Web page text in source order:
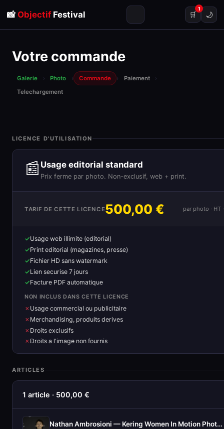
📸 ObjectifFestival 🛒
1
🌙
Votre commande
Galerie › Photo › Commande › Paiement
›
Telechargement
LICENCE D'UTILISATION
📰 Usage editorial standard
Prix ferme par photo. Non-exclusif, web + print.
TARIF DE CETTE LICENCE500,00 € par photo · HT
Usage web illimite (editorial)
Print editorial (magazines, presse)
Fichier HD sans watermark
Lien securise 7 jours
Facture PDF automatique
NON INCLUS DANS CETTE LICENCE
Usage commercial ou publicitaire
Merchandising, produits derives
Droits exclusifs
Droits a l'image non fournis
ARTICLES
1 article · 500,00 €
Nathan Ambrosioni — Kering Women In Motion Photocall